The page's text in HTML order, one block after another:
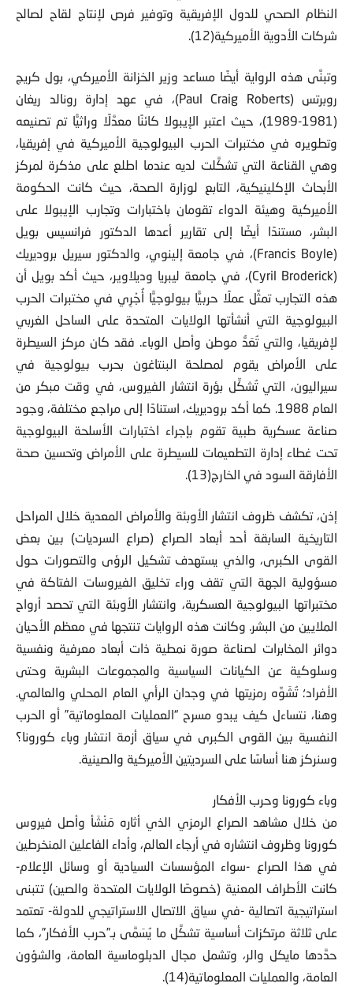
النظام الصحي للدول الإفريقية وتوفير فرص لإنتاج لقاح لصالح
شركات الأدوية الأميركية(12).
وتبنَّى هذه الرواية أيضًا مساعد وزير الخزانة الأميركي، بول كريج
روبرتس (Paul Craig Roberts)، في عهد إدارة رونالد ريغان
(1981-1989)، حيث اعتبر الإيبولا كائنًا معدَّلًا وراثيًّا تم تصنيعه
وتطويره في مختبرات الحرب البيولوجية الأميركية في إفريقيا،
وهي القناعة التي تشكَّلت لديه عندما اطلع على مذكرة لمركز
الأبحاث الإكلينيكية، التابع لوزارة الصحة، حيث كانت الحكومة
الأميركية وهيئة الدواء تقومان باختبارات وتجارب الإيبولا على
البشر، مستندًا أيضًا إلى تقارير أعدها الدكتور فرانسيس بويل
(Francis Boyle)، في جامعة إلينوي، والدكتور سيريل بروديريك
(Cyril Broderick)، في جامعة ليبريا وديلاوير، حيث أكد بويل أن
هذه التجارب تمثِّل عملًا حربيًّا بيولوجيًّا أُجْرِي في مختبرات الحرب
البيولوجية التي أنشأتها الولايات المتحدة على الساحل الغربي
لإفريقيا، والتي تُعَدُّ موطن وأصل الوباء. فقد كان مركز السيطرة
على الأمراض يقوم لمصلحة البنتاغون بحرب بيولوجية في
سيراليون، التي تُشكِّل بؤرة انتشار الفيروس، في وقت مبكر من
العام 1988. كما أكد بروديريك، استنادًا إلى مراجع مختلفة، وجود
صناعة عسكرية طبية تقوم بإجراء اختبارات الأسلحة البيولوجية
تحت غطاء إدارة التطعيمات للسيطرة على الأمراض وتحسين صحة
الأفارقة السود في الخارج(13).
إذن، تكشف ظروف انتشار الأوبئة والأمراض المعدية خلال المراحل
التاريخية السابقة أحد أبعاد الصراع (صراع السرديات) بين بعض
القوى الكبرى، والذي يستهدف تشكيل الرؤى والتصورات حول
مسؤولية الجهة التي تقف وراء تخليق الفيروسات الفتاكة في
مختبراتها البيولوجية العسكرية، وانتشار الأوبئة التي تحصد أرواح
الملايين من البشر. وكانت هذه الروايات تنتجها في معظم الأحيان
دوائر المخابرات لصناعة صورة نمطية ذات أبعاد معرفية ونفسية
وسلوكية عن الكيانات السياسية والمجموعات البشرية وحتى
الأفراد؛ تُشَوِّه رمزيتها في وجدان الرأي العام المحلي والعالمي.
وهنا، نتساءل كيف يبدو مسرح “العمليات المعلوماتية” أو الحرب
النفسية بين القوى الكبرى في سياق أزمة انتشار وباء كورونا؟
وسنركز هنا أساسًا على السرديتين الأميركية والصينية.
وباء كورونا وحرب الأفكار
من خلال مشاهد الصراع الرمزي الذي أثاره مَنْشَأ وأصل فيروس
كورونا وظروف انتشاره في أرجاء العالم، وأداء الفاعلين المنخرطين
في هذا الصراع -سواء المؤسسات السيادية أو وسائل الإعلام-
كانت الأطراف المعنية (خصوصًا الولايات المتحدة والصين) تتبنى
استراتيجية اتصالية -في سياق الاتصال الاستراتيجي للدولة- تعتمد
على ثلاثة مرتكزات أساسية تشكِّل ما يُسَمَّى بـ”حرب الأفكار”، كما
حدَّدها مايكل والر، وتشمل مجال الدبلوماسية العامة، والشؤون
العامة، والعمليات المعلوماتية(14).